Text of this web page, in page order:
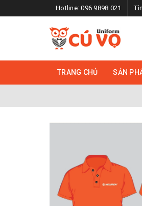
Hotline:096 9898 021
TRANG CHỦ SẢN